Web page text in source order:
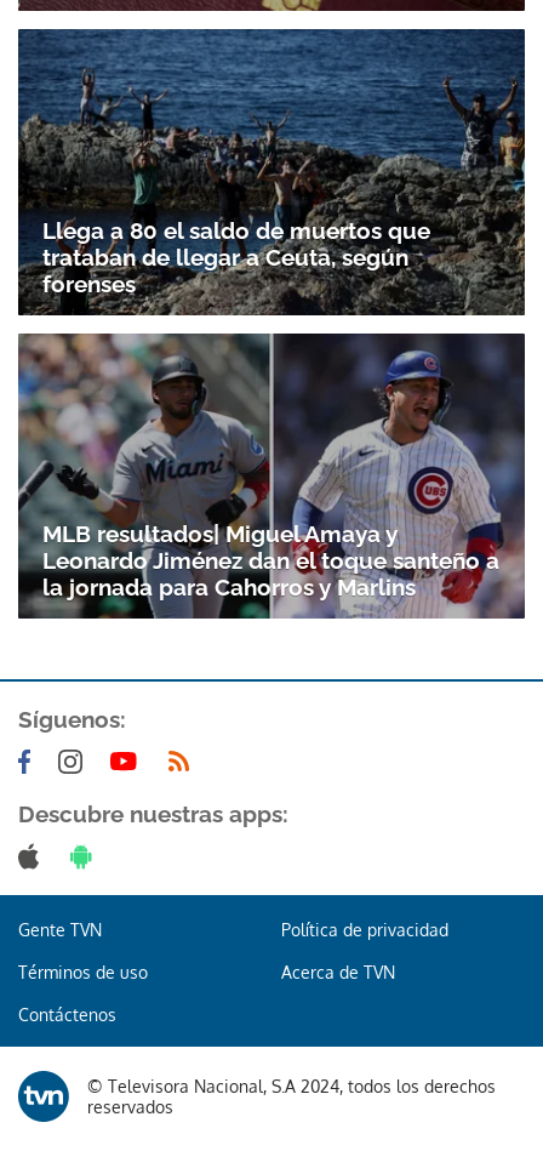
ACEPTAR
Llega a 80 el saldo de muertos que
trataban de llegar a Ceuta, según
forenses
MLB resultados| Miguel Amaya y
Leonardo Jiménez dan el toque santeño a
la jornada para Cahorros y Marlins
Síguenos:
Descubre nuestras apps:
Gente TVN Política de privacidad
Términos de uso Acerca de TVN
Contáctenos
© Televisora Nacional, S.A 2024, todos los derechos
reservados